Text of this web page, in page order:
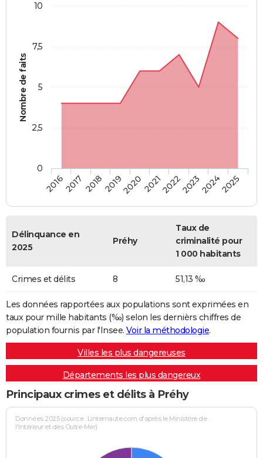
Nombre de faits
20162017 20182019202020212022202320242025
0
2,5
5
7,5
10
Délinquance en
2025
Préhy
Taux de
criminalité pour
1 000 habitants
Crimes et délits 8 51,13 ‰
Les données rapportées aux populations sont exprimées en
taux pour mille habitants (‰) selon les dernièrs chiffres de
population fournis par l'Insee. Voir la méthodologie.
Villes les plus dangereuses
Départements les plus dangereux
Principaux crimes et délits à Préhy
Données 2025 (source : Linternaute.com d'après le Ministère de
l'Intérieur et des Outre-Mer)